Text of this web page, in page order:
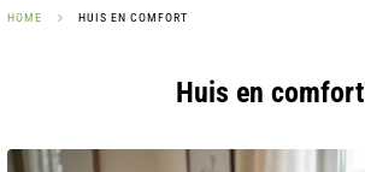
HOME HUIS EN COMFORT
Huis en comfort